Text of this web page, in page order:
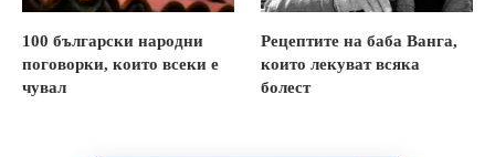
100 български народни
поговорки, които всеки е
чувал
Рецептите на баба Ванга,
които лекуват всяка
болест